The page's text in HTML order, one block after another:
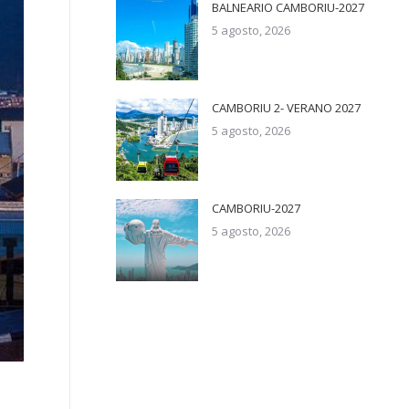
BALNEARIO CAMBORIU-2027
5 agosto, 2026
CAMBORIU 2- VERANO 2027
5 agosto, 2026
CAMBORIU-2027
5 agosto, 2026